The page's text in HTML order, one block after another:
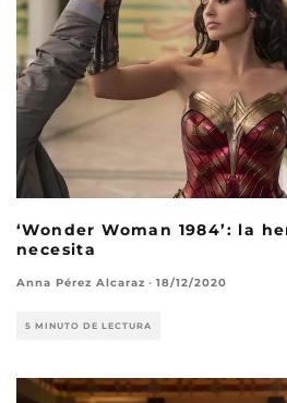
‘Wonder Woman 1984’: la
necesita
Anna Pérez Alcaraz · 18/12/2020
5 MINUTO DE LECTURA